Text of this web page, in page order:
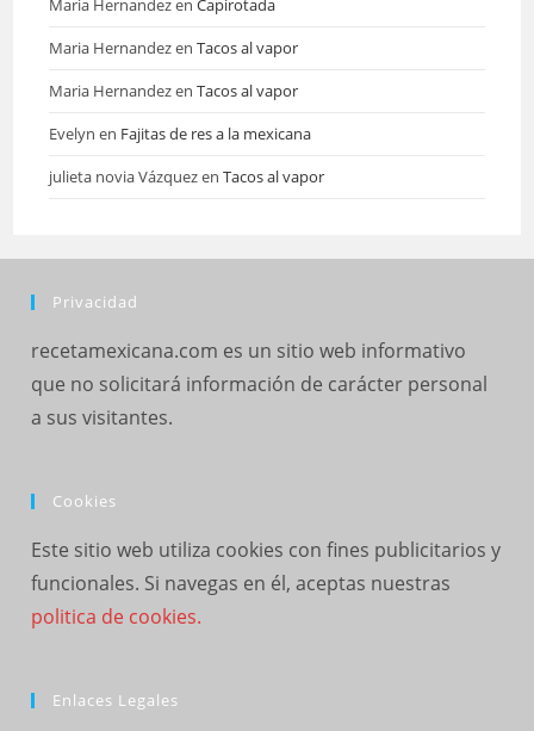
Maria HernandezenCapirotada
Maria HernandezenTacos al vapor
Maria HernandezenTacos al vapor
Evelyn en Fajitas de res a la mexicana
julieta novia VázquezenTacos al vapor
Privacidad
recetamexicana.com es un sitio web informativo
que no solicitará información de carácter personal
a sus visitantes.
Cookies
Este sitio web utiliza cookies con fines publicitarios y
funcionales. Si navegas en él, aceptas nuestras
politica de cookies.
Enlaces Legales